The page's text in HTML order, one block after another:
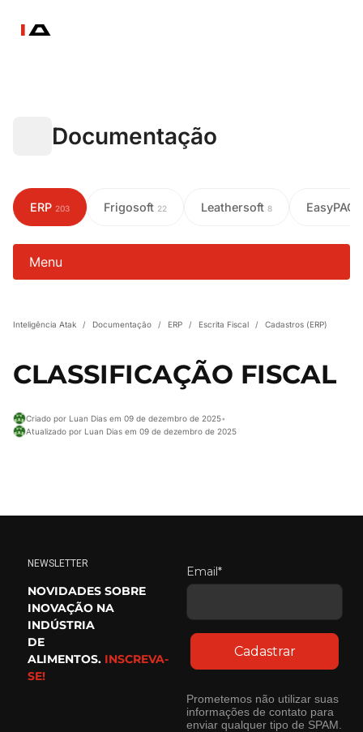
Documentação
ERP 203 Frigosoft 22 Leathersoft 8 EasyPAC
Menu
Inteligência Atak / Documentação / ERP / Escrita Fiscal / Cadastros (ERP)
CLASSIFICAÇÃO FISCAL
Criado por Luan Dias em 09 de dezembro de 2025•
Atualizado por Luan Dias em 09 de dezembro de 2025
NEWSLETTER
NOVIDADES SOBRE
INOVAÇÃO NA
INDÚSTRIA
DE
ALIMENTOS. INSCREVA-
SE!
Email*
Cadastrar
Prometemos não utilizar suas
informações de contato para
enviar qualquer tipo de SPAM.